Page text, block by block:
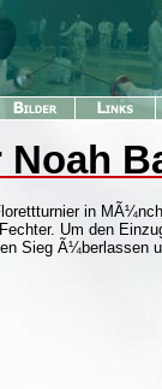
in
Um den
Sieg Ã¼berlassen